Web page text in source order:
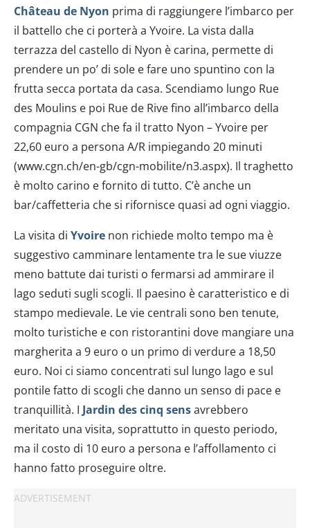
Château de Nyon prima di raggiungere l’imbarco per
il battello che ci porterà a Yvoire. La vista dalla
terrazza del castello di Nyon è carina, permette di
prendere un po’ di sole e fare uno spuntino con la
frutta secca portata da casa. Scendiamo lungo Rue
des Moulins e poi Rue de Rive fino all’imbarco della
compagnia CGN che fa il tratto Nyon – Yvoire per
22,60 euro a persona A/R impiegando 20 minuti
(www.cgn.ch/en-gb/cgn-mobilite/n3.aspx). Il traghetto
è molto carino e fornito di tutto. C’è anche un
bar/caffetteria che si rifornisce quasi ad ogni viaggio.
La visita di Yvoire non richiede molto tempo ma è
suggestivo camminare lentamente tra le sue viuzze
meno battute dai turisti o fermarsi ad ammirare il
lago seduti sugli scogli. Il paesino è caratteristico e di
stampo medievale. Le vie centrali sono ben tenute,
molto turistiche e con ristorantini dove mangiare una
margherita a 9 euro o un primo di verdure a 18,50
euro. Noi ci siamo concentrati sul lungo lago e sul
pontile fatto di scogli che danno un senso di pace e
tranquillità. I Jardin des cinq sensavrebbero
meritato una visita, soprattutto in questo periodo,
ma il costo di 10 euro a persona e l’affollamento ci
hanno fatto proseguire oltre.